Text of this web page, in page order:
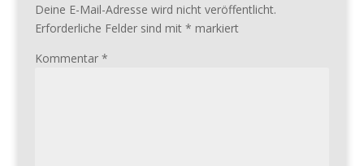
Deine E-Mail-Adresse wird nicht veröffentlicht.
Erforderliche Felder sind mit * markiert
Kommentar *